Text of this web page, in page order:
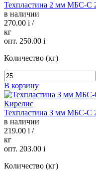
Техпластина 2 мм МБС-
в наличии
270.00 i /
кг
опт. 250.00 i
Количество (кг)
В корзину
Техпластина 3 мм МБС-
в наличии
219.00 i /
кг
опт. 203.00 i
Количество (кг)